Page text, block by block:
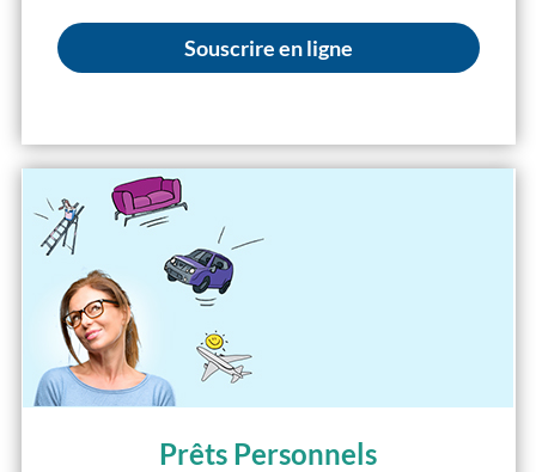
Souscrire en ligne
Prêts Personnels